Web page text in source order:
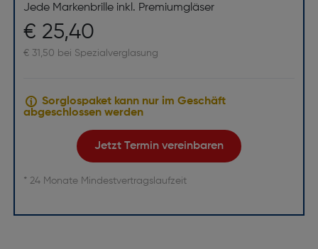
Jede Markenbrille inkl. Premiumgläser
€ 25,40
€ 31,50 bei Spezialverglasung
Sorglospaket kann nur im Geschäft
abgeschlossen werden
Jetzt Termin vereinbaren
* 24 Monate Mindestvertragslaufzeit